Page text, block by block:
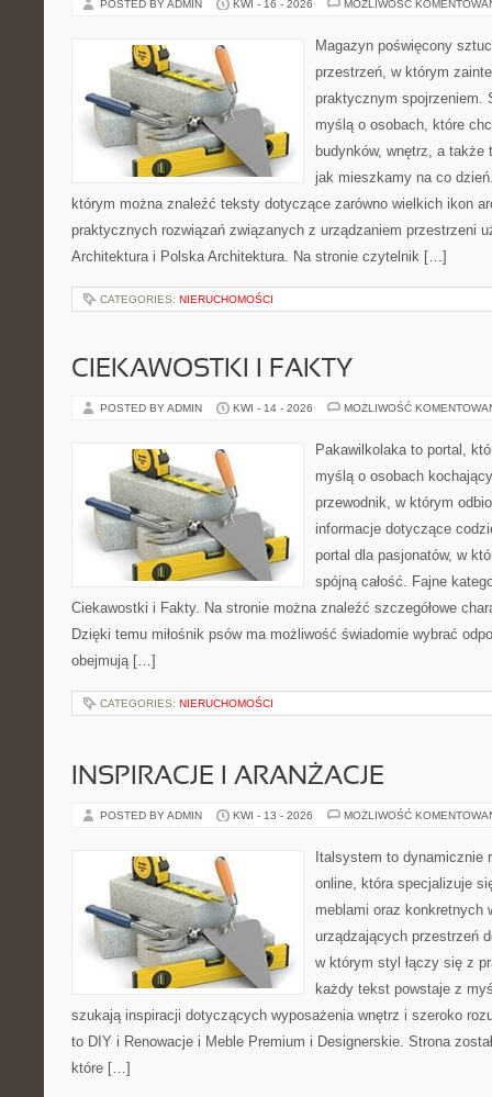
POSTED BY ADMIN KWI - 16 - 2026 MOŻLIWOŚĆ
Magazyn poświęcony
przestrzeń, w którym
praktycznym spojrzeniem.
myślą o osobach, które
budynków, wnętrz, a także
jak mieszkamy na co
którym można znaleźć teksty dotyczące zarówno wielkich ikon
praktycznych rozwiązań związanych z urządzaniem przestrzeni
Architektura i Polska Architektura. Na stronie czytelnik […]
CATEGORIES: NIERUCHOMOŚCI
CIEKAWOSTKI I FAKTY
POSTED BY ADMIN KWI - 14 - 2026 MOŻLIWOŚĆ
Pakawilkolaka to portal,
myślą o osobach
przewodnik, w którym
informacje dotyczące
portal dla pasjonatów, w
spójną całość. Fajne
Ciekawostki i Fakty. Na stronie można znaleźć szczegółowe
Dzięki temu miłośnik psów ma możliwość świadomie wybrać
obejmują […]
CATEGORIES: NIERUCHOMOŚCI
INSPIRACJE I ARANŻACJE
POSTED BY ADMIN KWI - 13 - 2026 MOŻLIWOŚĆ
Italsystem to dynamicznie
online, która specjalizuje
meblami oraz konkretnych
urządzających przestrzeń
w którym styl łączy się z
każdy tekst powstaje z
szukają inspiracji dotyczących wyposażenia wnętrz i szeroko
to DIY i Renowacje i Meble Premium i Designerskie. Strona
które […]